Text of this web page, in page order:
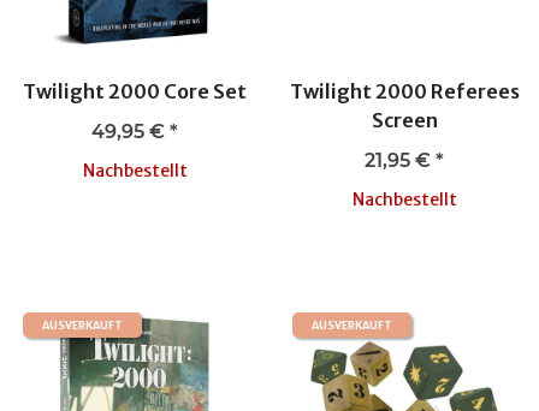
Twilight 2000 Core Set
49,95 € *
Nachbestellt
Twilight 2000 Referees
Screen
21,95 € *
Nachbestellt
AUSVERKAUFT AUSVERKAUFT